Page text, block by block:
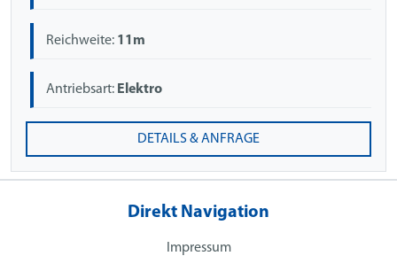
Reichweite: 11m
Antriebsart: Elektro
DETAILS & ANFRAGE
Direkt Navigation
Impressum